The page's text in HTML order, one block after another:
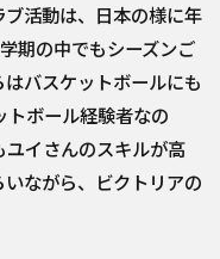
活動は、日本の様に年
期の中でもシーズンご
バスケットボールにも
トボール経験者なの
ユイさんのスキルが高
ながら、ビクトリアの